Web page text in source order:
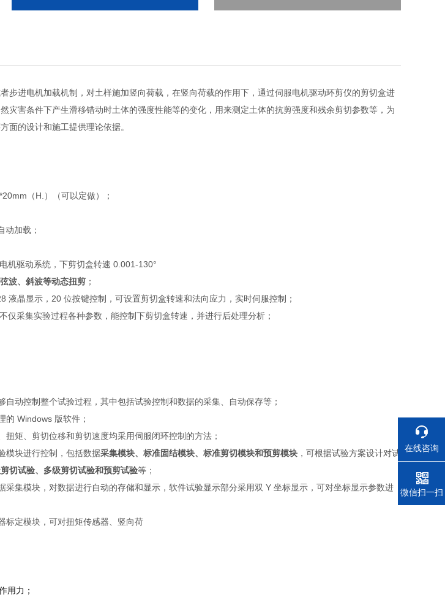
步进电机加载机制，对土样施加竖向荷载，在竖向荷载的作用下，通过伺服电机驱动环剪仪的剪切盒进
灾害条件下产生滑移错动时土体的强度性能等的变化，用来测定土体的抗剪强度和残余剪切参数等，为
面的设计和施工提供理论依据。
（H.）（可以定做）；
动加载；
机驱动系统，下剪切盒转速 0.001-130°
波、斜波等动态扭剪 ；
液晶显示，20 位按键控制，可设置剪切盒转速和法向应力，实时伺服控制；
仅采集实验过程各种参数，能控制下剪切盒转速，并进行后处理分析；
自动控制整个试验过程，其中包括试验控制和数据的采集、自动保存等；
的 Windows 版软件；
扭矩、剪切位移和剪切速度均采用伺服闭环控制的方法；
模块进行控制，包括数据采集模块、 标准固结模块、标准剪切模块和预剪模块 ，可根据试验方案设计对试
切试验、多级剪切试验和预剪试验等；
采集模块，对数据进行自动的存储和显示，软件试验显示部分采用双 Y 坐标显示，可对坐标显示参数进
标定模块，可对扭矩传感器、竖向荷
用力；
在线咨询
电话
微信扫一扫